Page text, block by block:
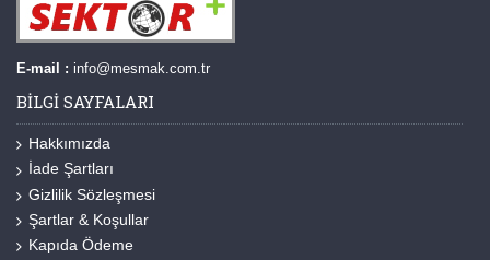
E-mail : info@mesmak.com.tr
BILGI SAYFALARI
Hakkımızda
İade Şartları
Gizlilik Sözleşmesi
Şartlar & Koşullar
Kapıda Ödeme